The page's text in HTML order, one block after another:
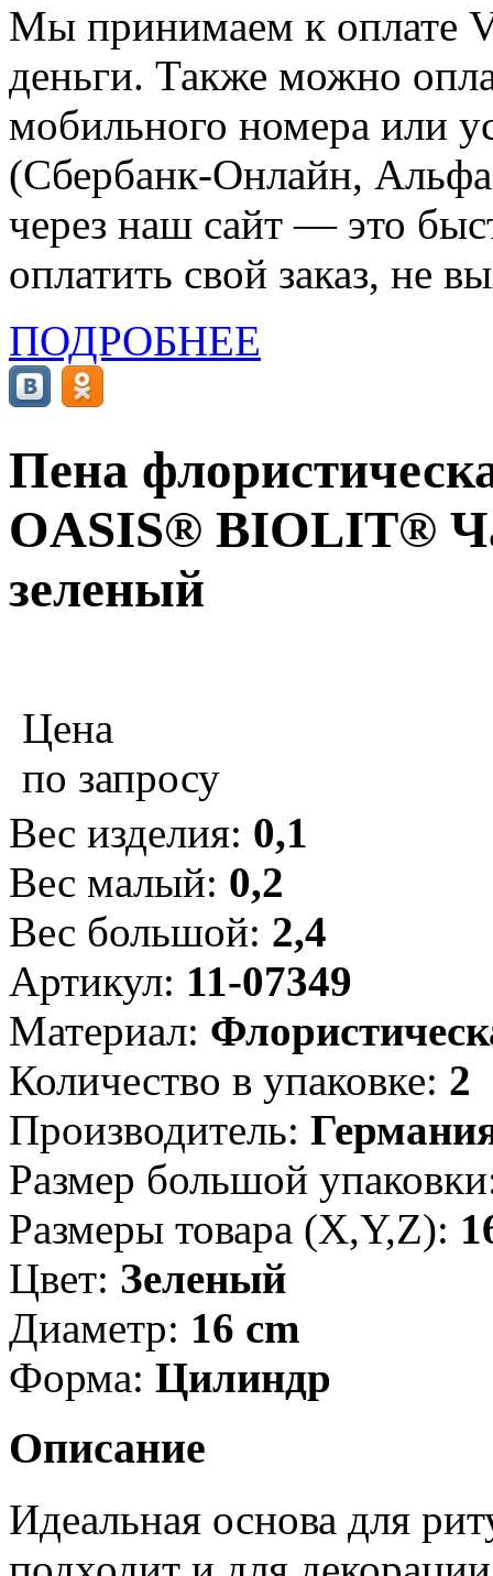
Мы принимаем к оплате
деньги. Также можно
мобильного номера или
(Сбербанк-Онлайн,
через наш сайт — это
оплатить свой заказ, не
ПОДРОБНЕЕ
Пена
OASIS® BIOLIT®
зеленый
Цена
по запросу
Вес изделия: 0,1
Вес малый: 0,2
Вес большой: 2,4
Артикул: 11-07349
Материал:
Количество в упаковке: 2
Производитель:
Размер большой
Размеры товара (X,Y,Z):
Цвет: Зеленый
Диаметр: 16 cm
Форма: Цилиндр
Описание
Идеальная основа для